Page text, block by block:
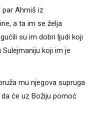
par Ahmiš iz
a ta im se želja
su im dobri ljudi koji
koji im je
mu njegova supruga
će uz Božiju pomoć